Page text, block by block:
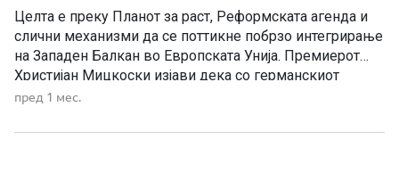
Целта е преку Планот за раст, Реформската агенда и
слични механизми да се поттикне побрзо интегрирање
на Западен Балкан во Европската Унија. Премиерот
Христијан Мицкоски изјави дека со германскиот
канцелар Фридрих Мерц и францускиот претседател
интеграција на земјите од Западен Балкан во
пред 1 мес.